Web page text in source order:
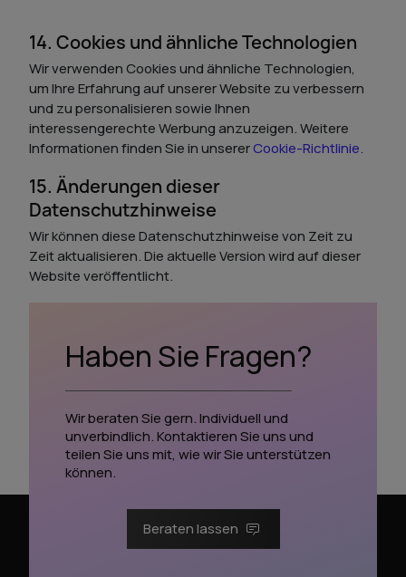
14. Cookies und ähnliche Technologien
Wir verwenden Cookies und ähnliche Technologien,
um Ihre Erfahrung auf unserer Website zu verbessern
und zu personalisieren sowie Ihnen
interessengerechte Werbung anzuzeigen. Weitere
Informationen finden Sie in unsererCookie-Richtlinie.
15. Änderungen dieser
Datenschutzhinweise
Wir können diese Datenschutzhinweise von Zeit zu
Zeit aktualisieren. Die aktuelle Version wird auf dieser
Website veröffentlicht.
Haben Sie Fragen?
Wir beraten Sie gern. Individuell und
unverbindlich. Kontaktieren Sie uns und
teilen Sie uns mit, wie wir Sie unterstützen
können.
Beraten lassen